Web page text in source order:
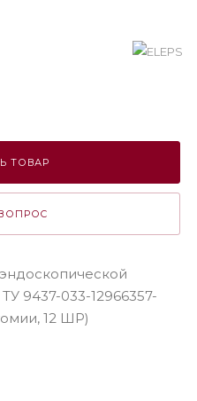
ТОВАР
9437-033-12966357-
12 ШР)